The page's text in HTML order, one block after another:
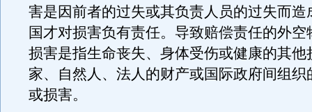
害是因前者的过失或其负责人员的过失而造
国才对损害负有责任。导致赔偿责任的外空
损害是指生命丧失、身体受伤或健康的其他
家、自然人、法人的财产或国际政府间组织
或损害。